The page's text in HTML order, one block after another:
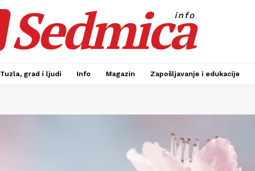
Sedmica
info
Tuzla, grad i ljudi Info Magazin Zapošljavanje i edukacije